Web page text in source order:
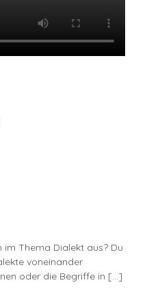
Thema Dialekt aus? Du
voneinander
oder die Begriffe in […]